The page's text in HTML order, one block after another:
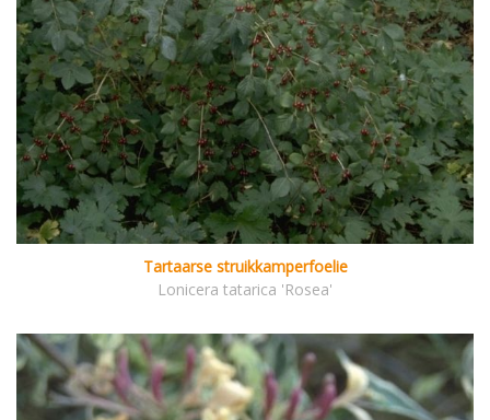
Tartaarse struikkamperfoelie
Lonicera tatarica 'Rosea'